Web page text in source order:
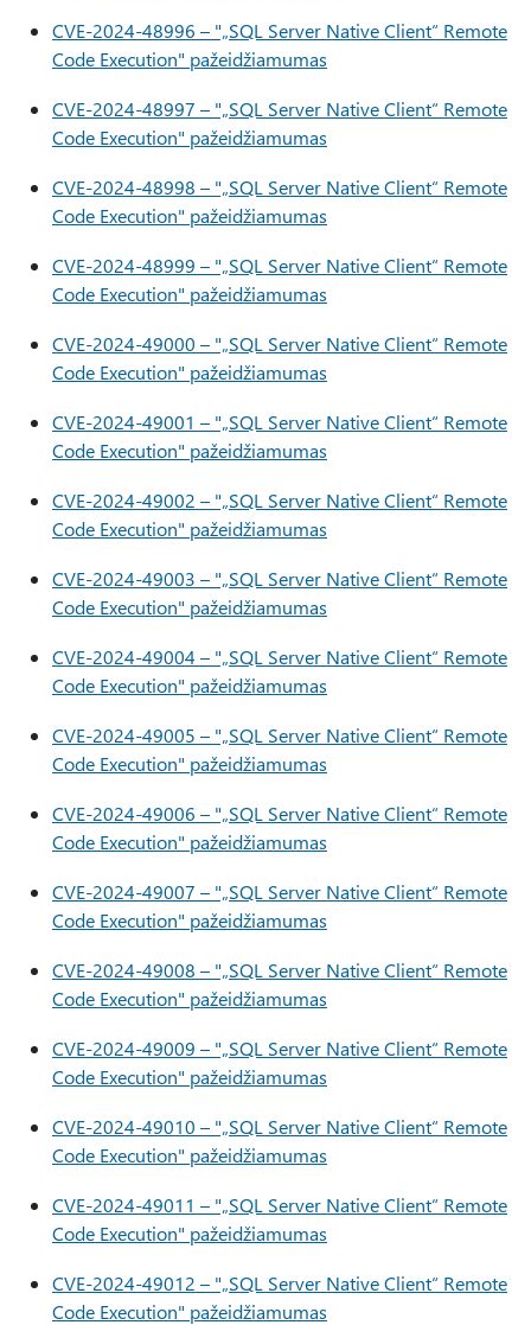
CVE-2024-48996 – "„SQL Server Native Client“ Remote
Code Execution" pažeidžiamumas
CVE-2024-48997 – "„SQL Server Native Client“ Remote
Code Execution" pažeidžiamumas
CVE-2024-48998 – "„SQL Server Native Client“ Remote
Code Execution" pažeidžiamumas
CVE-2024-48999 – "„SQL Server Native Client“ Remote
Code Execution" pažeidžiamumas
CVE-2024-49000 – "„SQL Server Native Client“ Remote
Code Execution" pažeidžiamumas
CVE-2024-49001 – "„SQL Server Native Client“ Remote
Code Execution" pažeidžiamumas
CVE-2024-49002 – "„SQL Server Native Client“ Remote
Code Execution" pažeidžiamumas
CVE-2024-49003 – "„SQL Server Native Client“ Remote
Code Execution" pažeidžiamumas
CVE-2024-49004 – "„SQL Server Native Client“ Remote
Code Execution" pažeidžiamumas
CVE-2024-49005 – "„SQL Server Native Client“ Remote
Code Execution" pažeidžiamumas
CVE-2024-49006 – "„SQL Server Native Client“ Remote
Code Execution" pažeidžiamumas
CVE-2024-49007 – "„SQL Server Native Client“ Remote
Code Execution" pažeidžiamumas
CVE-2024-49008 – "„SQL Server Native Client“ Remote
Code Execution" pažeidžiamumas
CVE-2024-49009 – "„SQL Server Native Client“ Remote
Code Execution" pažeidžiamumas
CVE-2024-49010 – "„SQL Server Native Client“ Remote
Code Execution" pažeidžiamumas
CVE-2024-49011 – "„SQL Server Native Client“ Remote
Code Execution" pažeidžiamumas
CVE-2024-49012 – "„SQL Server Native Client“ Remote
Code Execution" pažeidžiamumas